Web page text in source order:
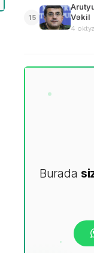
15
Vəkil
4
Burada